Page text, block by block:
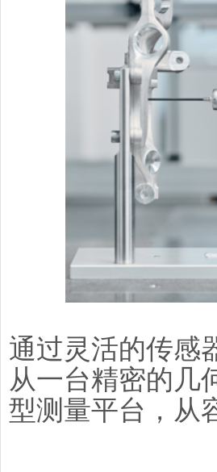
通过灵活的传感
从一台精密的几
型测量平台，从